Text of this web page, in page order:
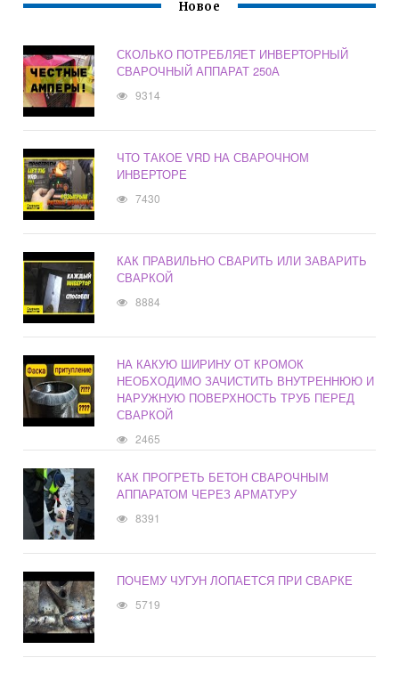
Новое
СКОЛЬКО ПОТРЕБЛЯЕТ ИНВЕРТОРНЫЙ
СВАРОЧНЫЙ АППАРАТ 250А
9314
ЧТО ТАКОЕ VRD НА СВАРОЧНОМ
ИНВЕРТОРЕ
7430
КАК ПРАВИЛЬНО СВАРИТЬ ИЛИ ЗАВАРИТЬ
СВАРКОЙ
8884
НА КАКУЮ ШИРИНУ ОТ КРОМОК
НЕОБХОДИМО ЗАЧИСТИТЬ ВНУТРЕННЮЮ И
НАРУЖНУЮ ПОВЕРХНОСТЬ ТРУБ ПЕРЕД
СВАРКОЙ
2465
КАК ПРОГРЕТЬ БЕТОН СВАРОЧНЫМ
АППАРАТОМ ЧЕРЕЗ АРМАТУРУ
8391
ПОЧЕМУ ЧУГУН ЛОПАЕТСЯ ПРИ СВАРКЕ
5719